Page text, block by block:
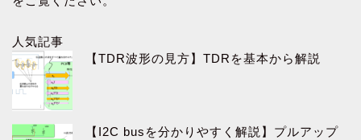
人気記事
【TDR波形の見方】TDRを基本から解説
【I2C busを分かりやすく解説】プルアップ